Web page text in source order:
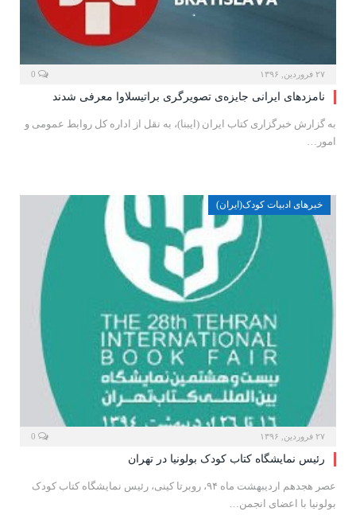
۲۷ فروردین, ۱۳۹۶
نامزدهای ایرانی جایزه‌ی تصویرگری براتیسلاوا معرفی شدند
به گزارش خبرگزاری کتاب ایران (ایبنا)، به نقل از اداره کل روابط عمومی و
امور…
خبرهای ادبیات کودک(ایران)
۲۷ فروردین, ۱۳۹۶
رئیس نمایشگاه کتاب کودک بولونیا در تهران
عصر هجدهم اردیبهشت ماه ۹۴، روبرتا کینى، رئیس نمایشگاه کتاب کودک
بولونیا با اعضاى انجمن…